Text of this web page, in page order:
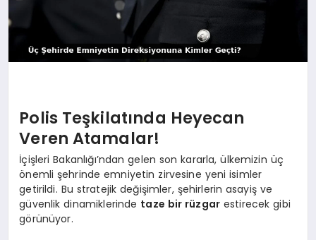
YAŞAM
Polis Teşkilatında Heyecan
Veren Atamalar!
İçişleri Bakanlığı’ndan gelen son kararla, ülkemizin üç
önemli şehrinde emniyetin zirvesine yeni isimler
getirildi. Bu stratejik değişimler, şehirlerin asayiş ve
güvenlik dinamiklerinde taze bir rüzgar estirecek gibi
görünüyor.